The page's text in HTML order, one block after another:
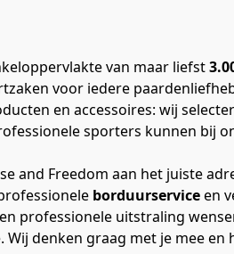
van maar liefst
voor iedere
en accessoires: wij
sporters kunnen bij
borduurservice
professionele uitstraling
denken graag met je mee en